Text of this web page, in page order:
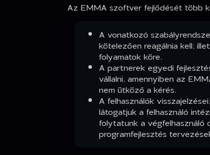
Az EMMA szoftver fejlődését több
A vonatkozó
kötelezően reagálnia kell;
folyamatok köre.
A partnerek egyedi
vállalni, amennyiben az
nem ütköző a kérés.
A felhasználók
látogatjuk a felhasználó
folytatunk a végfelhasználó
programfejlesztés